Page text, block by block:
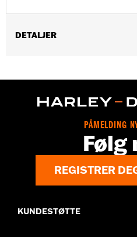
DETALJER
Dimension Description:56oz
PÅMELDING
Følg
REGISTRER
KUNDESTØTTE